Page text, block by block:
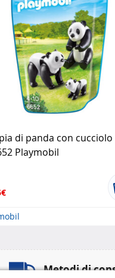
di panda con cucciolo
Playmobil
Metodi di